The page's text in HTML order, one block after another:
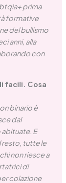
prima
formative
del bullismo
anni, alla
con
facili. Cosa
binario è
dal
abituate. E
tutte le
non riesce a
di
colazione